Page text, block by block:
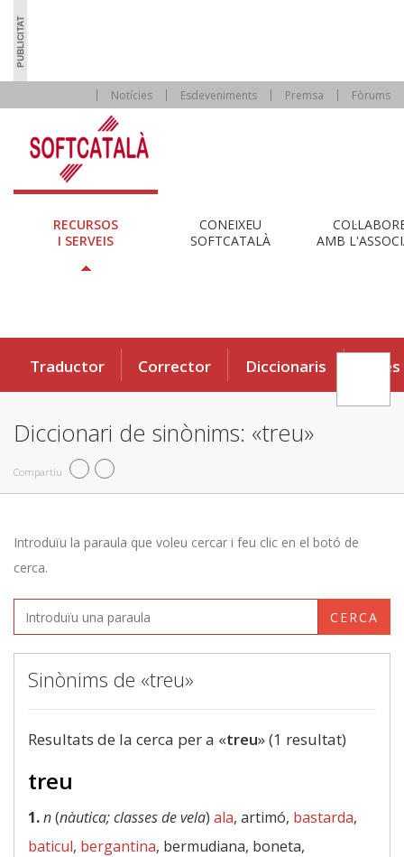
Notícies Esdeveniments Premsa Fòrums
RECURSOS
I SERVEIS
CONEIXEU
SOFTCATALÀ
AMB
Traductor Corrector Diccionaris Eines
Diccionari de sinònims: «treu»
Compartiu
Introduïu la paraula que voleu cercar i feu clic en el botó de
cerca.
CERCA
Sinònims de «treu»
Resultats de la cerca per a «treu» (1 resultat)
treu
1.n(nàutica; classes de vela) ala, artimó, bastarda,
baticul, bergantina, bermudiana, boneta,